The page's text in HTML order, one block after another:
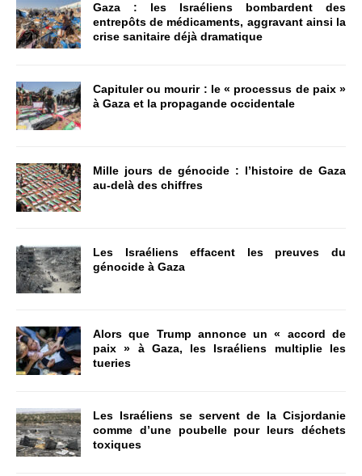
Gaza : les Israéliens bombardent des
entrepôts de médicaments, aggravant ainsi la
crise sanitaire déjà dramatique
Capituler ou mourir : le « processus de paix »
à Gaza et la propagande occidentale
Mille jours de génocide : l’histoire de Gaza
au-delà des chiffres
Les Israéliens effacent les preuves du
génocide à Gaza
Alors que Trump annonce un « accord de
paix » à Gaza, les Israéliens multiplie les
tueries
Les Israéliens se servent de la Cisjordanie
comme d’une poubelle pour leurs déchets
toxiques